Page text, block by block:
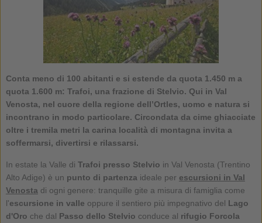
Conta meno di 100 abitanti e si estende da quota 1.450 m a
quota 1.600 m: Trafoi, una frazione di Stelvio. Qui in Val
Venosta, nel cuore della regione dell’Ortles, uomo e natura si
incontrano in modo particolare. Circondata da cime ghiacciate
oltre i tremila metri la carina località di montagna invita a
soffermarsi, divertirsi e rilassarsi.
In estate la Valle di Trafoi presso Stelvio in Val Venosta (Trentino
Alto Adige) è un punto di partenza ideale per escursioni in Val
Venosta di ogni genere: tranquille gite a misura di famiglia come
l'escursione in valle oppure il sentiero più impegnativo del Lago
d'Oro che dal Passo dello Stelvio conduce al rifugio Forcola